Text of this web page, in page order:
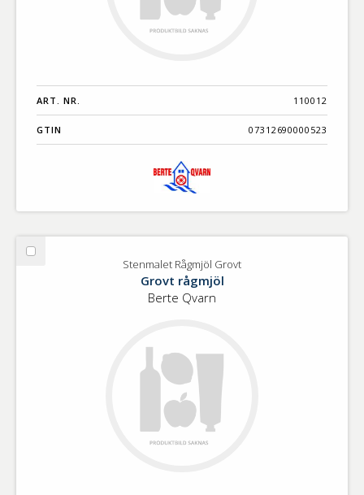
ART. NR. 110012
GTIN 07312690000523
Välj
Stenmalet Rågmjöl Grovt
Grovt rågmjöl
Berte Qvarn